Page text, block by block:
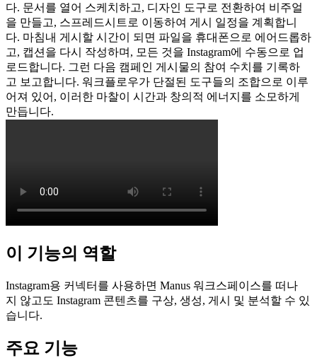
다. 문서를 열어 스케치하고, 디자인 도구로 전환하여 비주얼
을 만들고, 스프레드시트로 이동하여 게시 일정을 계획합니
다. 마침내 게시할 시간이 되면 파일을 휴대폰으로 에어드롭하
고, 캡션을 다시 작성하며, 모든 것을 Instagram에 수동으로 업
로드합니다. 그런 다음 캠페인 게시물의 참여 수치를 기록하
고 보고합니다. 워크플로우가 단절된 도구들의 조합으로 이루
어져 있어, 이러한 마찰이 시간과 창의적 에너지를 소모하게
만듭니다.
이 기능의 역할
Instagram용 커넥터를 사용하면 Manus 워크스페이스를 떠나
지 않고도 Instagram 콘텐츠를 구상, 생성, 게시 및 분석할 수 있
습니다.
주요 기능